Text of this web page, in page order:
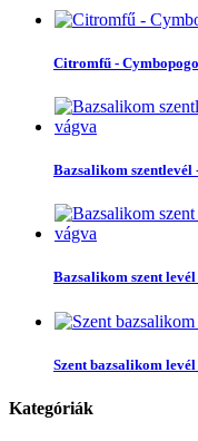
Citromfű -
Bazsalikom
Bazsalikom szent
Szent bazsalikom
Kategóriák